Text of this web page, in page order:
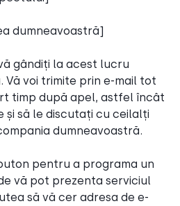
dumneavoastră]
gândiți la acest lucru
Vă voi trimite prin e-mail tot
timp după apel, astfel încât
și să le discutați cu ceilalți
dumneavoastră.
pentru a programa un
vă pot prezenta serviciul
să vă cer adresa de e-